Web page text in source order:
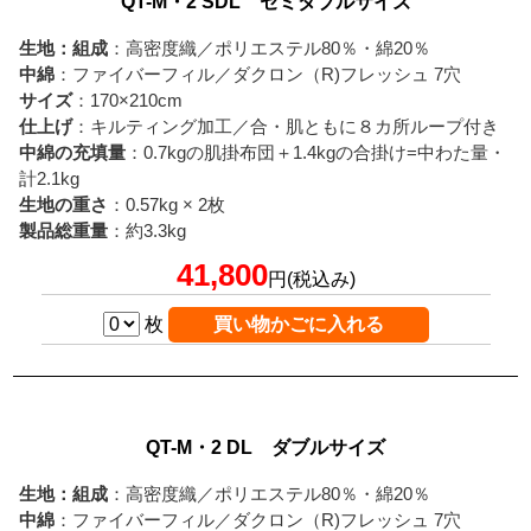
生地：組成 ：高密度織／ポリエステル80％・綿20％
中綿 ：ファイバーフィル／ダクロン（R)フレッシュ 7穴
サイズ：170×210cm
仕上げ：キルティング加工／合・肌ともに８カ所ループ付き
中綿の充填量 ：0.7kgの肌掛布団＋1.4kgの合掛け=中わた量・
計2.1kg
生地の重さ ：0.57kg × 2枚
製品総重量 ：約3.3kg
41,800円(税込み)
枚
QT-M・2 DL ダブルサイズ
生地：組成 ：高密度織／ポリエステル80％・綿20％
中綿 ：ファイバーフィル／ダクロン（R)フレッシュ 7穴